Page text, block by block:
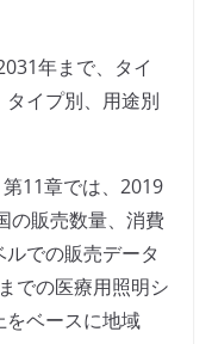
年まで、タイ
イプ別、用途別
11章では、2019
の販売数量、消費
での販売データ
での医療用照明シ
をベースに地域